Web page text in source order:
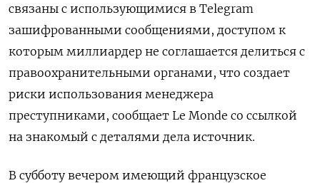
связаны с использующимися в Telegram
зашифрованными сообщениями, доступом к
которым миллиардер не соглашается делиться с
правоохранительными органами, что создает
риски использования менеджера
преступниками, сообщает Le Monde со ссылкой
на знакомый с деталями дела источник.
В субботу вечером имеющий французское